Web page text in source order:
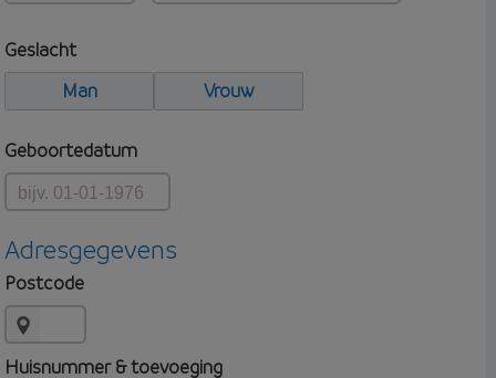
Geslacht
Man
Vrouw
Geboortedatum
Adresgegevens
Postcode
Huisnummer & toevoeging